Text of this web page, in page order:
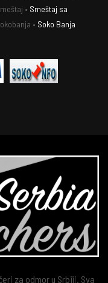
• Smeštaj sa
• Soko Banja
za odmor u Srbiji. Sva